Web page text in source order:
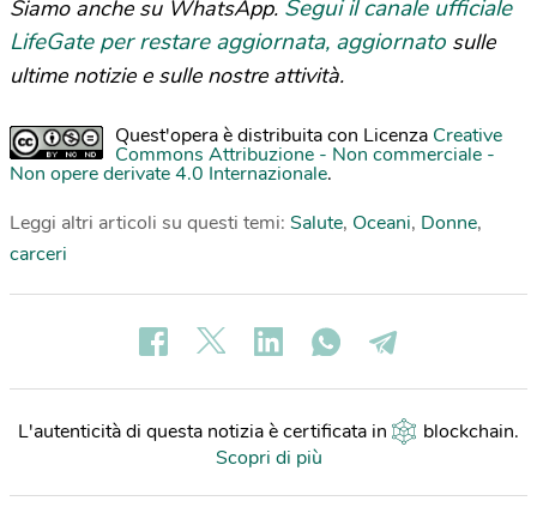
Siamo anche su WhatsApp. Segui il canale ufficiale
LifeGate per restare aggiornata, aggiornato sulle
ultime notizie e sulle nostre attività.
Quest'opera è distribuita con Licenza Creative
Commons Attribuzione - Non commerciale -
Non opere derivate 4.0 Internazionale.
Leggi altri articoli su questi temi: Salute, Oceani, Donne,
carceri
L'autenticità di questa notizia è certificata in blockchain.
Scopri di più